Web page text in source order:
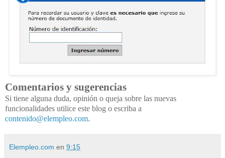
Comentarios y sugerencias
Si tiene alguna duda, opinión o queja sobre las nuevas
funcionalidades utilice este blog o escriba a
contenido@elempleo.com.
Elempleo.com en 9:15